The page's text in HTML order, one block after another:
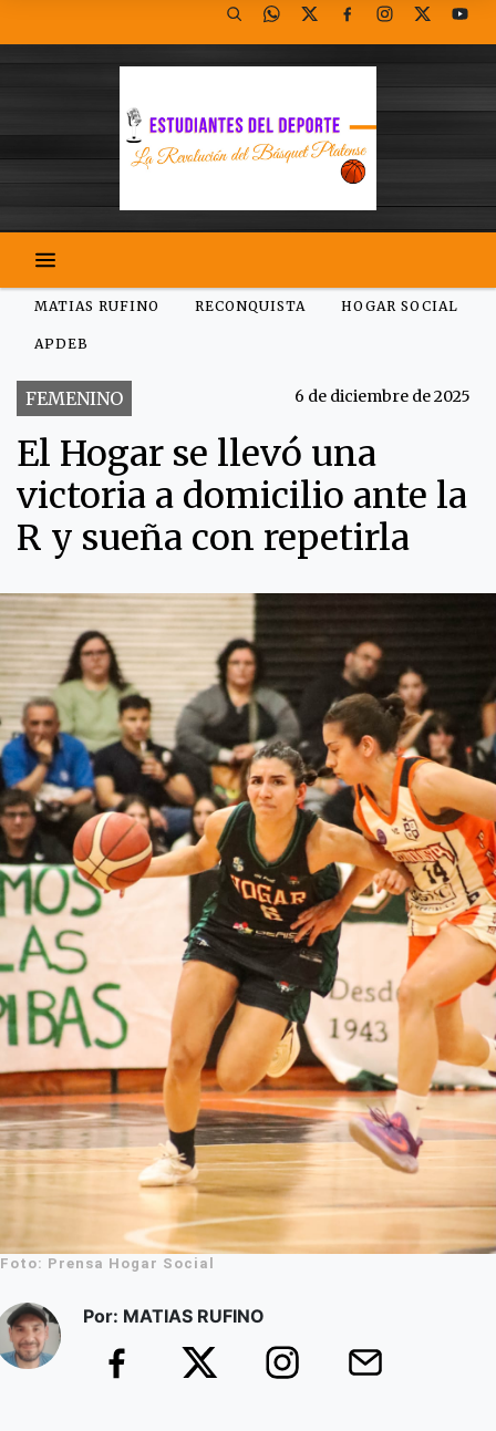
MATIAS RUFINO RECONQUISTA HOGAR SOCIAL
APDEB
FEMENINO 6 de diciembre de 2025
El Hogar se llevó una
victoria a domicilio ante la
R y sueña con repetirla
Foto: Prensa Hogar Social
Por: MATIAS RUFINO